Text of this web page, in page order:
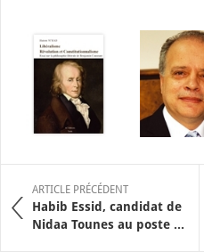
ARTICLE PRÉCÉDENT
Habib Essid, candidat de
Nidaa Tounes au poste ...